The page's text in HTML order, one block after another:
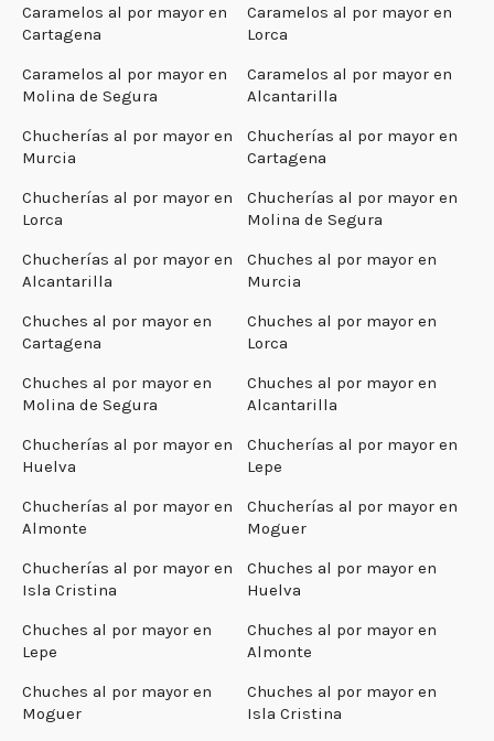
Caramelos al por mayor en
Cartagena
Caramelos al por mayor en
Lorca
Caramelos al por mayor en
Molina de Segura
Caramelos al por mayor en
Alcantarilla
Chucherías al por mayor en
Murcia
Chucherías al por mayor en
Cartagena
Chucherías al por mayor en
Lorca
Chucherías al por mayor en
Molina de Segura
Chucherías al por mayor en
Alcantarilla
Chuches al por mayor en
Murcia
Chuches al por mayor en
Cartagena
Chuches al por mayor en
Lorca
Chuches al por mayor en
Molina de Segura
Chuches al por mayor en
Alcantarilla
Chucherías al por mayor en
Huelva
Chucherías al por mayor en
Lepe
Chucherías al por mayor en
Almonte
Chucherías al por mayor en
Moguer
Chucherías al por mayor en
Isla Cristina
Chuches al por mayor en
Huelva
Chuches al por mayor en
Lepe
Chuches al por mayor en
Almonte
Chuches al por mayor en
Moguer
Chuches al por mayor en
Isla Cristina